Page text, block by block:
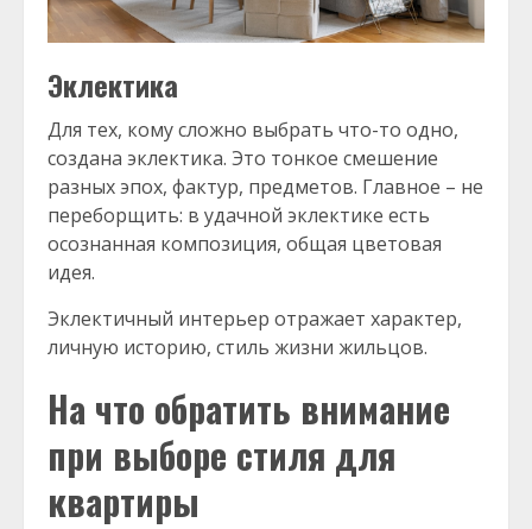
Эклектика
Для тех, кому сложно выбрать что-то одно,
создана эклектика. Это тонкое смешение
разных эпох, фактур, предметов. Главное – не
переборщить: в удачной эклектике есть
осознанная композиция, общая цветовая
идея.
Эклектичный интерьер отражает характер,
личную историю, стиль жизни жильцов.
На что обратить внимание
при выборе стиля для
квартиры